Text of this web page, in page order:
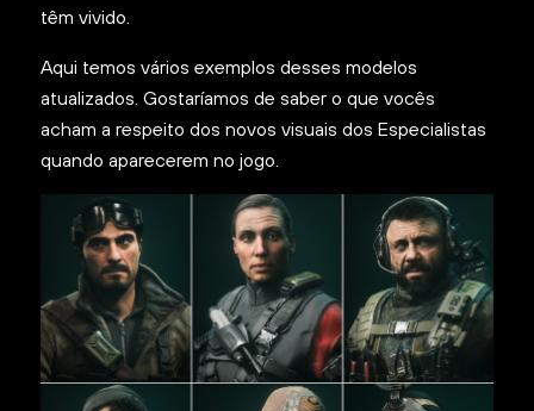
têm vivido.
Aqui temos vários exemplos desses modelos
atualizados. Gostaríamos de saber o que vocês
acham a respeito dos novos visuais dos Especialistas
quando aparecerem no jogo.